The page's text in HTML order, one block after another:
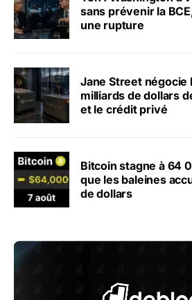
sans prévenir la
une rupture
Jane Street négocie
milliards de dollars
et le crédit privé
Bitcoin stagne à 64
que les baleines
de dollars